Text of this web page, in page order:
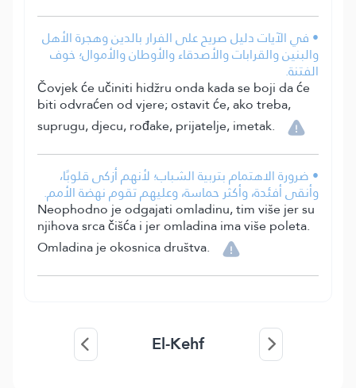
• في الآيات دليل صريح على الفرار بالدين وهجرة الأهل
والبنين والقرابات والأصدقاء والأوطان والأموال؛ خوف
الفتنة.
Čovjek će učiniti hidžru onda kada se boji da će
biti odvraćen od vjere; ostavit će, ako treba,
suprugu, djecu, rođake, prijatelje, imetak.
• ضرورة الاهتمام بتربية الشباب؛ لأنهم أزكى قلوبًا،
وأنقى أفئدة، وأكثر حماسة، وعليهم تقوم نهضة الأمم.
Neophodno je odgajati omladinu, tim više jer su
njihova srca čišća i jer omladina ima više poleta.
Omladina je okosnica društva.
El-Kehf